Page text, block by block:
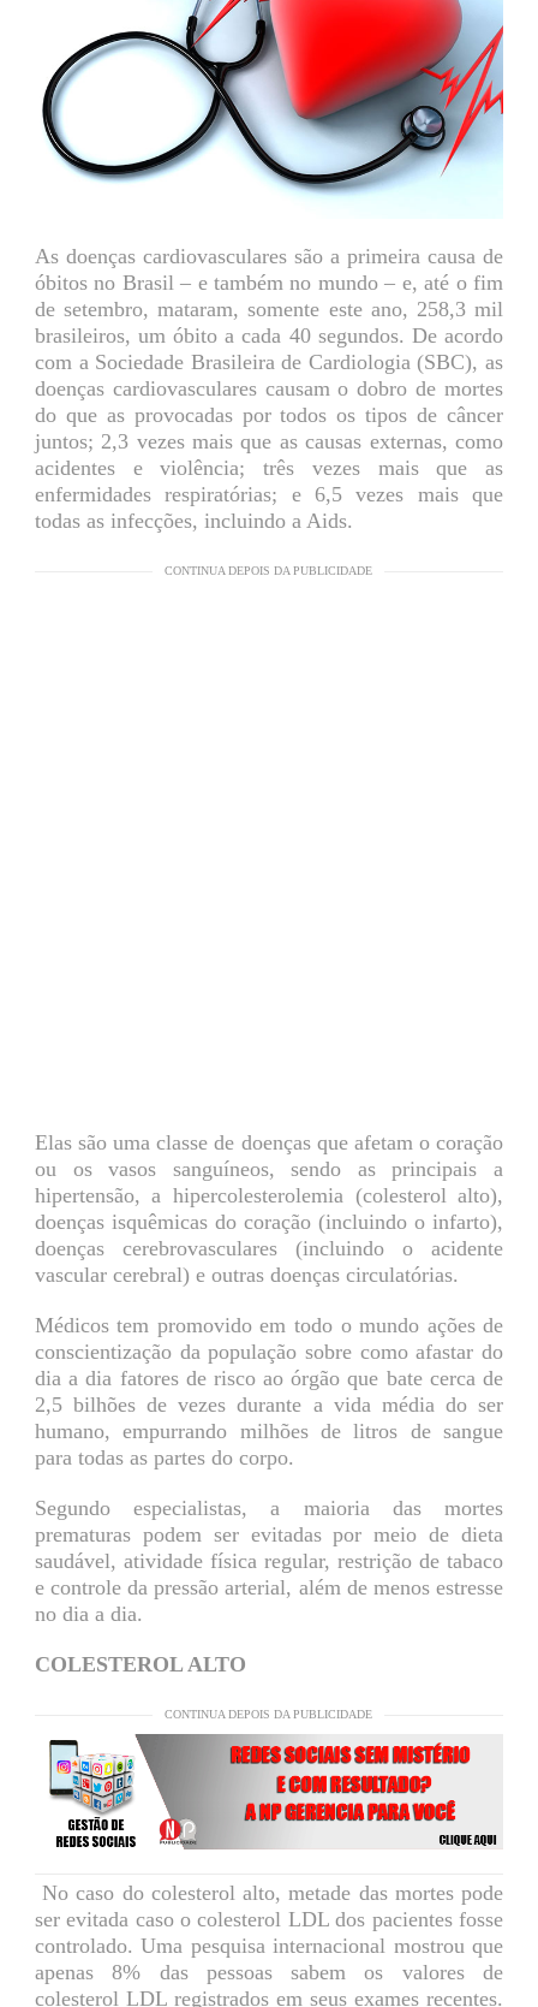
As doenças cardiovasculares são a primeira causa de
óbitos no Brasil – e também no mundo – e, até o fim
de setembro, mataram, somente este ano, 258,3 mil
brasileiros, um óbito a cada 40 segundos. De acordo
com a Sociedade Brasileira de Cardiologia (SBC), as
doenças cardiovasculares causam o dobro de mortes
do que as provocadas por todos os tipos de câncer
juntos; 2,3 vezes mais que as causas externas, como
acidentes e violência; três vezes mais que as
enfermidades respiratórias; e 6,5 vezes mais que
todas as infecções, incluindo a Aids.
CONTINUA DEPOIS DA PUBLICIDADE
Elas são uma classe de doenças que afetam o coração
ou os vasos sanguíneos, sendo as principais a
hipertensão, a hipercolesterolemia (colesterol alto),
doenças isquêmicas do coração (incluindo o infarto),
doenças cerebrovasculares (incluindo o acidente
vascular cerebral) e outras doenças circulatórias.
Médicos tem promovido em todo o mundo ações de
conscientização da população sobre como afastar do
dia a dia fatores de risco ao órgão que bate cerca de
2,5 bilhões de vezes durante a vida média do ser
humano, empurrando milhões de litros de sangue
para todas as partes do corpo.
Segundo especialistas, a maioria das mortes
prematuras podem ser evitadas por meio de dieta
saudável, atividade física regular, restrição de tabaco
e controle da pressão arterial, além de menos estresse
no dia a dia.
COLESTEROL ALTO
CONTINUA DEPOIS DA PUBLICIDADE
No caso do colesterol alto, metade das mortes pode
ser evitada caso o colesterol LDL dos pacientes fosse
controlado. Uma pesquisa internacional mostrou que
apenas 8% das pessoas sabem os valores de
colesterol LDL registrados em seus exames recentes.